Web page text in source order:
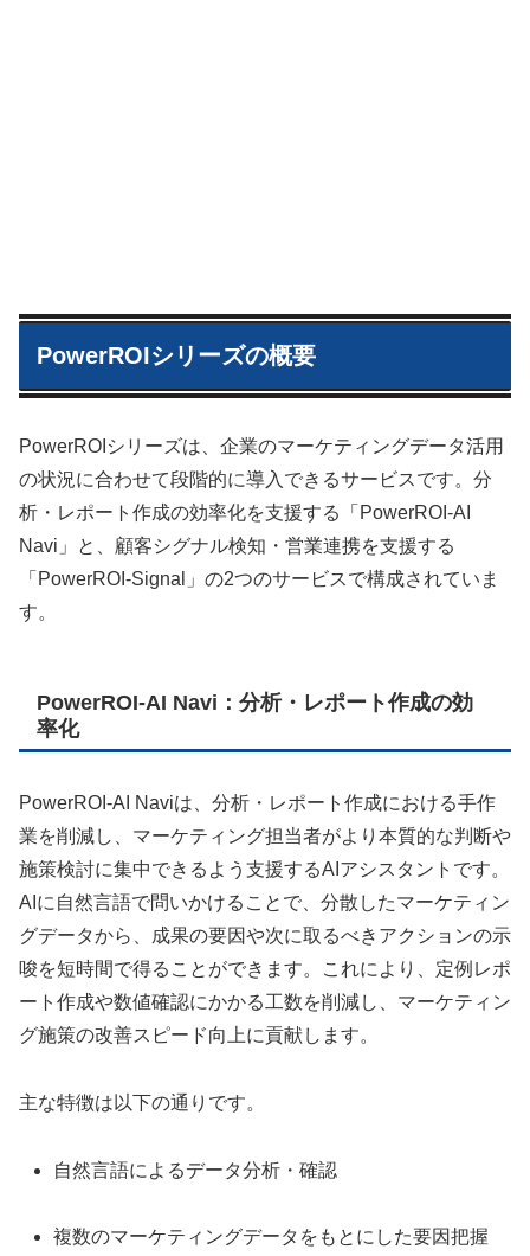
PowerROIシリーズの概要
PowerROIシリーズは、企業のマーケティングデータ活用
の状況に合わせて段階的に導入できるサービスです。分
析・レポート作成の効率化を支援する「PowerROI-AI
Navi」と、顧客シグナル検知・営業連携を支援する
「PowerROI-Signal」の2つのサービスで構成されていま
す。
PowerROI-AI Navi：分析・レポート作成の効
率化
PowerROI-AI Naviは、分析・レポート作成における手作
業を削減し、マーケティング担当者がより本質的な判断や
施策検討に集中できるよう支援するAIアシスタントです。
AIに自然言語で問いかけることで、分散したマーケティン
グデータから、成果の要因や次に取るべきアクションの示
唆を短時間で得ることができます。これにより、定例レポ
ート作成や数値確認にかかる工数を削減し、マーケティン
グ施策の改善スピード向上に貢献します。
主な特徴は以下の通りです。
自然言語によるデータ分析・確認
複数のマーケティングデータをもとにした要因把握